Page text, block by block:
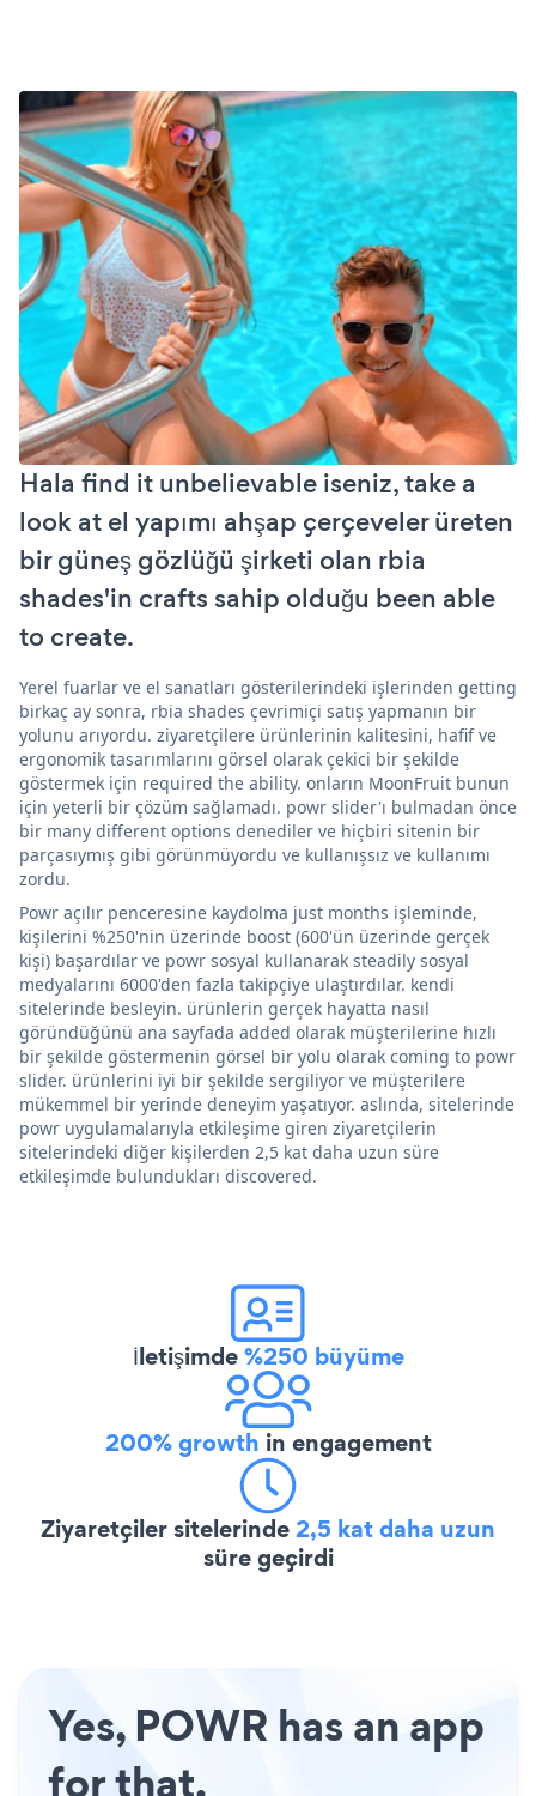
Hala find it unbelievable iseniz, take a
look at el yapımı ahşap çerçeveler üreten
bir güneş gözlüğü şirketi olan rbia
shades'in crafts sahip olduğu been able
to create.
Yerel fuarlar ve el sanatları gösterilerindeki işlerinden getting
birkaç ay sonra, rbia shades çevrimiçi satış yapmanın bir
yolunu arıyordu. ziyaretçilere ürünlerinin kalitesini, hafif ve
ergonomik tasarımlarını görsel olarak çekici bir şekilde
göstermek için required the ability. onların MoonFruit bunun
için yeterli bir çözüm sağlamadı. powr slider'ı bulmadan önce
bir many different options denediler ve hiçbiri sitenin bir
parçasıymış gibi görünmüyordu ve kullanışsız ve kullanımı
zordu.
Powr açılır penceresine kaydolma just months işleminde,
kişilerini %250'nin üzerinde boost (600'ün üzerinde gerçek
kişi) başardılar ve powr sosyal kullanarak steadily sosyal
medyalarını 6000'den fazla takipçiye ulaştırdılar. kendi
sitelerinde besleyin. ürünlerin gerçek hayatta nasıl
göründüğünü ana sayfada added olarak müşterilerine hızlı
bir şekilde göstermenin görsel bir yolu olarak coming to powr
slider. ürünlerini iyi bir şekilde sergiliyor ve müşterilere
mükemmel bir yerinde deneyim yaşatıyor. aslında, sitelerinde
powr uygulamalarıyla etkileşime giren ziyaretçilerin
sitelerindeki diğer kişilerden 2,5 kat daha uzun süre
etkileşimde bulundukları discovered.
İletişimde%250 büyüme
200% growth in engagement
Ziyaretçiler sitelerinde2,5 kat daha uzun
süre geçirdi
Yes, POWR has an app
for that.